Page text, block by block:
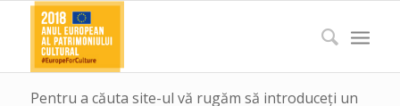
Pentru a căuta site-ul vă rugăm să introduceți un